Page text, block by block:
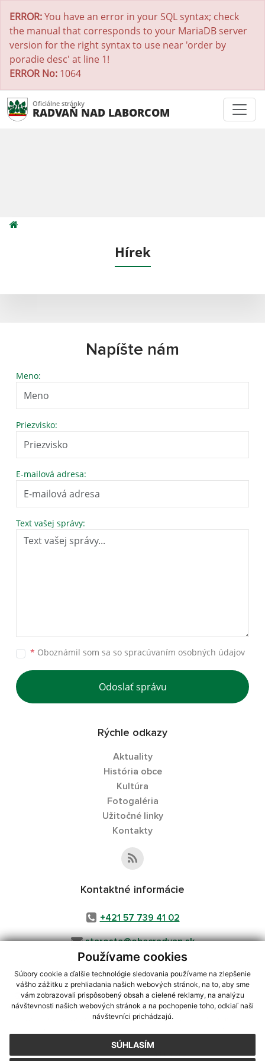
Používame cookies
Súbory cookie a ďalšie technológie sledovania používame na zlepšenie
vášho zážitku z prehliadania našich webových stránok, na to, aby sme
vám zobrazovali prispôsobený obsah a cielené reklamy, na analýzu
návštevnosti našich webových stránok a na pochopenie toho, odkiaľ naši
návštevníci prichádzajú.
SÚHLASÍM
ERROR:You have an error in your SQL syntax; check
the manual that corresponds to your MariaDB server
version for the right syntax to use near 'order by
poradie desc' at line 1!
ERROR No: 1064
Oficiálne stránky
RADVAŇ NAD LABORCOM
Hírek
Napíšte nám
Meno:
Priezvisko:
E-mailová adresa:
Text vašej správy:
* Oboznámil som sa so spracúvaním osobných údajov
Odoslať správu
Rýchle odkazy
Aktuality
História obce
Kultúra
Fotogaléria
Užitočné linky
Kontakty
Kontaktné informácie
+421 57 739 41 02
starosta@obecradvan.sk
využite možnosť získavania aktuálnych informácií s využitím RSS
CMS systém (redakčný) systém ECHELON 2,Mapa stránok,web portál
webex.digital, s.r.o.,domény,registrácia domény
Posledná aktualizácia:05.08.2026